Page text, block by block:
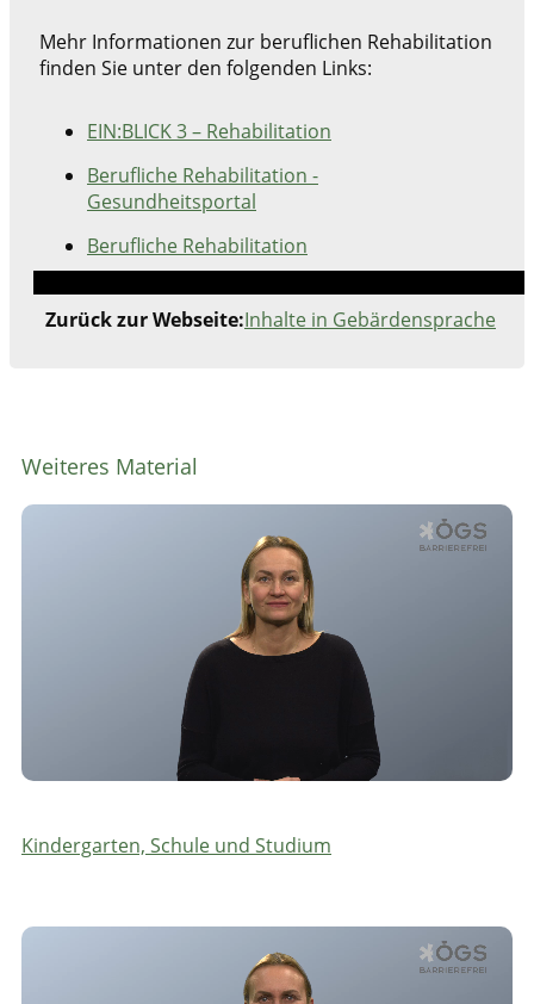
Mehr Informationen zur beruflichen Rehabilitation
finden Sie unter den folgenden Links:
EIN:BLICK 3 – Rehabilitation
Berufliche Rehabilitation -
Gesundheitsportal
Berufliche Rehabilitation
Zurück zur Webseite:Inhalte in Gebärdensprache
Weiteres Material
Kindergarten, Schule und Studium